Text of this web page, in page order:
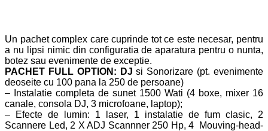
Un pachet complex care cuprinde tot ce este necesar, pentru
a nu lipsi nimic din configuratia de aparatura pentru o nunta,
botez sau evenimente de exceptie.
PACHET FULL OPTION: DJ si Sonorizare (pt. evenimente
deoseite cu 100 pana la 250 de persoane)
– Instalatie completa de sunet 1500 Wati (4 boxe, mixer 16
canale, consola DJ, 3 microfoane, laptop);
– Efecte de lumin: 1 laser, 1 instalatie de fum clasic, 2
Scannere Led, 2 X ADJ Scannner 250 Hp, 4 Mouving-head-